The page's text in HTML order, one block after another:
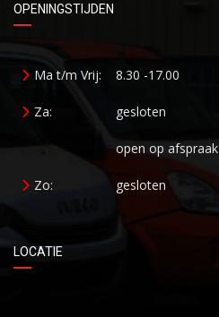
OPENINGSTIJDEN
Ma t/m Vrij: 8.30 -17.00
Za: gesloten
open op afspraak
Zo: gesloten
LOCATIE